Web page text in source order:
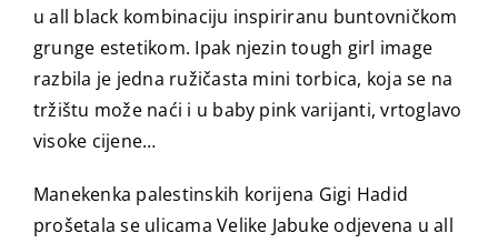
u all black kombinaciju inspiriranu buntovničkom
grunge estetikom. Ipak njezin tough girl image
razbila je jedna ružičasta mini torbica, koja se na
tržištu može naći i u baby pink varijanti, vrtoglavo
visoke cijene…
Manekenka palestinskih korijena Gigi Hadid
prošetala se ulicama Velike Jabuke odjevena u all